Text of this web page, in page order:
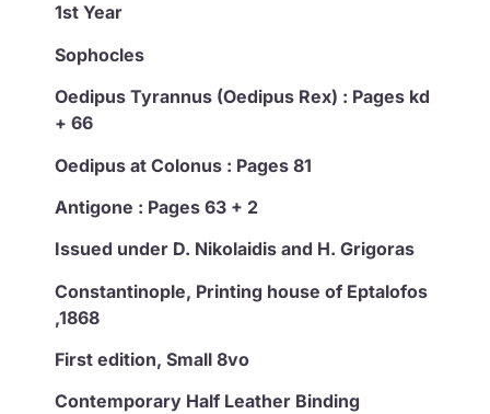
1st Year
Sophocles
Oedipus Tyrannus (Oedipus Rex) : Pages kd
+ 66
Oedipus at Colonus : Pages 81
Antigone : Pages 63 + 2
Issued under D. Nikolaidis and H. Grigoras
Constantinople, Printing house of Eptalofos
,1868
First edition, Small 8vo
Contemporary Half Leather Binding